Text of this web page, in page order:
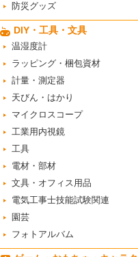
防災グッズ
DIY・工具・文具
温湿度計
ラッピング・梱包資材
計量・測定器
天びん・はかり
マイクロスコープ
工業用内視鏡
工具
電材・部材
文具・オフィス用品
電気工事士技能試験関連
園芸
フォトアルバム